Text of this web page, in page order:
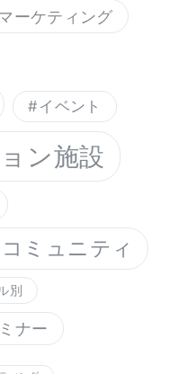
ーケティング
イベント
ン施設
コミュニティ
別
ナー